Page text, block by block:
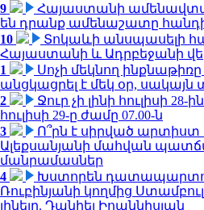
9
Հայաստանի
են դրանք ամենաշատը
10
Տոկաևի անսպասելի
Հայաստանի և Ադրբեջանի
1
Սոչի մեկնող
անցկացրել է մեկ օր, սակայն
2
Ջուր չի լինի հուլիսի 28-
հուլիսի 29-ը ժամը 07.00-ն
3
Ո՞րն է սիրված
Ալեքսանյանի մահվան
մանրամասներ
4
Խստորեն
Ռուբինյանի կողմից
լինելը. Դանիել Իոաննիսյան